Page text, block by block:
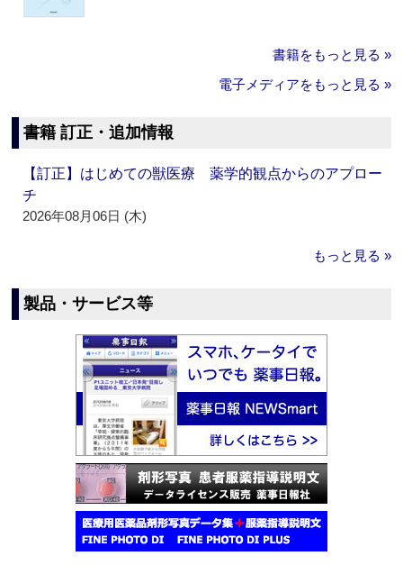
書籍をもっと見る »
電子メディアをもっと見る »
書籍 訂正・追加情報
【訂正】はじめての獣医療 薬学的観点からのアプロー
チ
2026年08月06日 (木)
もっと見る »
製品・サービス等